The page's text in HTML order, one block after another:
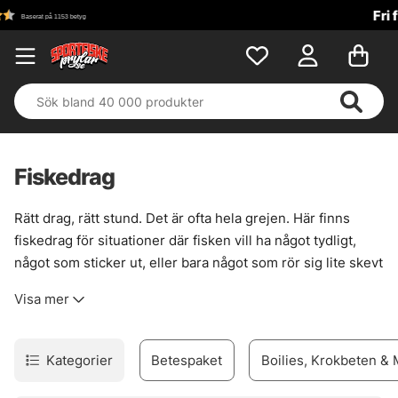
Fiskedrag
Rätt drag, rätt stund. Det är ofta hela grejen. Här finns
fiskedrag för situationer där fisken vill ha något tydligt,
något som sticker ut, eller bara något som rör sig lite skevt
strömfåror, för gös när ljuset faller. Sortimentet är brett
funktion vid vattnet.
För den som gillar att styra presentationen själv finns
Visa mer
Kategorier Betespaket Boilies, Krokbeten &